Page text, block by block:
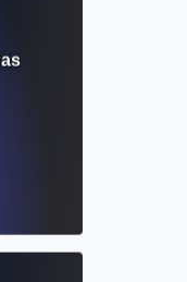
Research